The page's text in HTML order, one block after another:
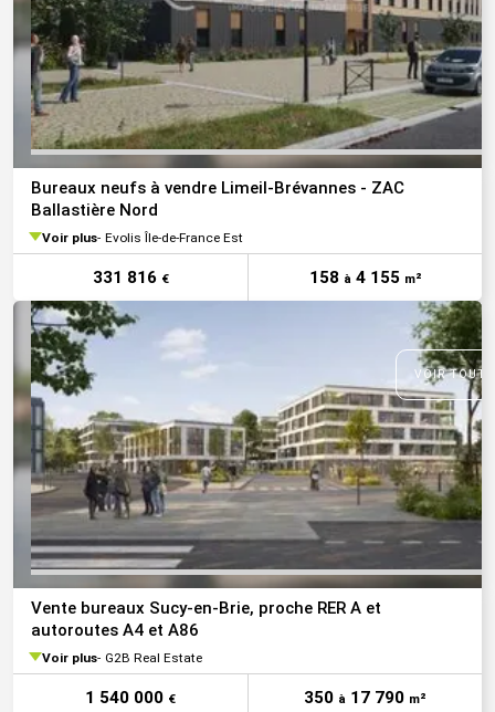
Bureaux neufs à vendre Limeil-Brévannes - ZAC
Ballastière Nord
Voir plus Evolis Île-de-France Est
331 816 € 158 à4 155 m²
VOIR
Vente bureaux Sucy-en-Brie, proche RER A et
autoroutes A4 et A86
Voir plus G2B Real Estate
1 540 000 € 350 à 17 790 m²